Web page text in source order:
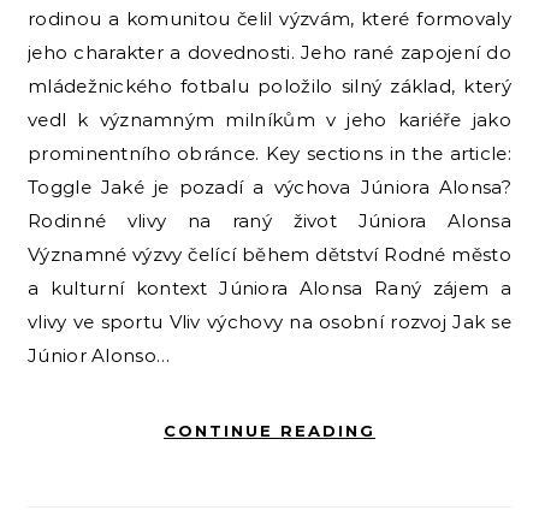
rodinou a komunitou čelil výzvám, které formovaly
jeho charakter a dovednosti. Jeho rané zapojení do
mládežnického fotbalu položilo silný základ, který
vedl k významným milníkům v jeho kariéře jako
prominentního obránce. Key sections in the article:
Toggle Jaké je pozadí a výchova Júniora Alonsa?
Rodinné vlivy na raný život Júniora Alonsa
Významné výzvy čelící během dětství Rodné město
a kulturní kontext Júniora Alonsa Raný zájem a
vlivy ve sportu Vliv výchovy na osobní rozvoj Jak se
Júnior Alonso…
CONTINUE READING